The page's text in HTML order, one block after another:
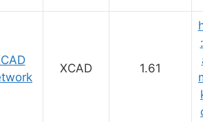
XCAD 1.61